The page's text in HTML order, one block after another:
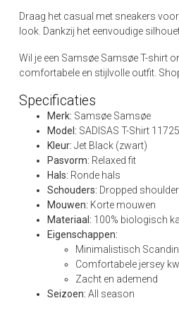
Draag het casual met sneakers
look. Dankzij het eenvoudige
Wil je een Samsøe Samsøe T-shirt
comfortabele en stijlvolle outfit.
Specificaties
Merk: Samsøe Samsøe
Model: SADISAS T-Shirt 11725
Kleur: Jet Black (zwart)
Pasvorm: Relaxed fit
Hals: Ronde hals
Schouders: Dropped
Mouwen: Korte mouwen
Materiaal: 100% biologisch
Eigenschappen:
Minimalistisch
Comfortabele jersey
Zacht en ademend
Seizoen: All season